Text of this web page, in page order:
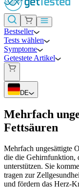
Bestseller
Tests wählen
Symptome
Getestete Artikel
DE
Mehrfach
Fettsäuren
Mehrfach ungesättigte
die die Gehirnfunktion,
unterstützen. Sie
tragen zur
und fördern das Herz-